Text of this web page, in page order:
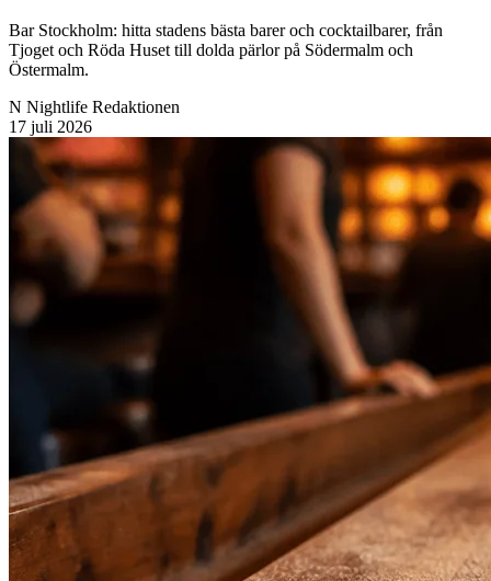
Bar Stockholm: hitta stadens bästa barer och cocktailbarer, från
Tjoget och Röda Huset till dolda pärlor på Södermalm och
Östermalm.
N Nightlife Redaktionen
17 juli 2026